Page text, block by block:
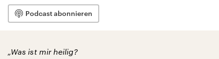
Podcast abonnieren
„Was ist mir heilig?